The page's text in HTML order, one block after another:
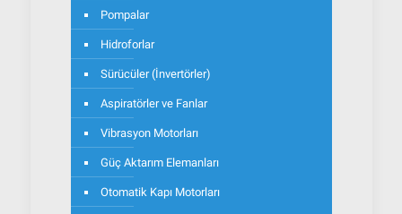
Pompalar
Hidroforlar
Sürücüler (İnvertörler)
Aspiratörler ve Fanlar
Vibrasyon Motorları
Güç Aktarım Elemanları
Otomatik Kapı Motorları